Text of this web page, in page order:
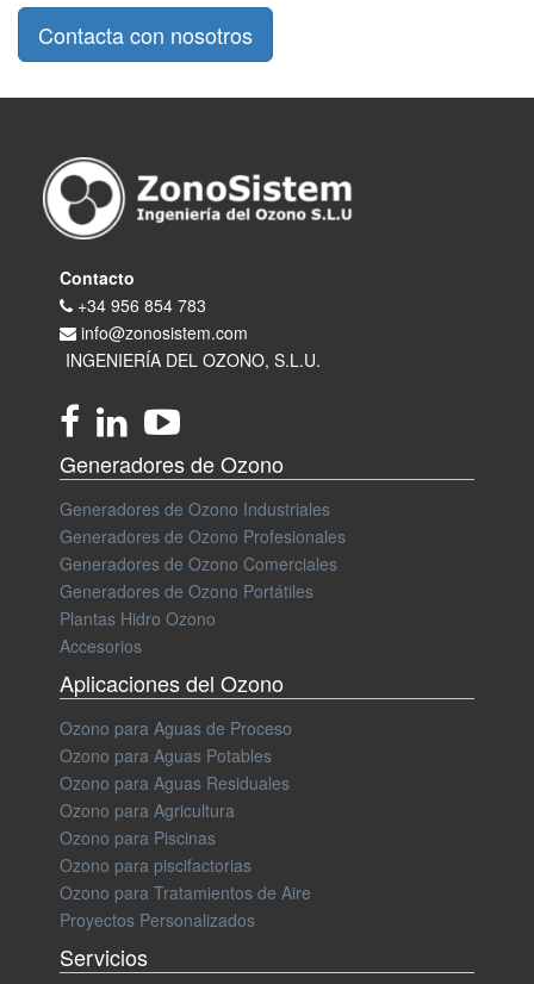
Contacta con nosotros
Contacto
+34 956 854 783
info@zonosistem.com
INGENIERÍA DEL OZONO, S.L.U.
Generadores de Ozono
Generadores de Ozono Industriales
Generadores de Ozono Profesionales
Generadores de Ozono Comerciales
Generadores de Ozono Portátiles
Plantas Hidro Ozono
Accesorios
Aplicaciones del Ozono
Ozono para Aguas de Proceso
Ozono para Aguas Potables
Ozono para Aguas Residuales
Ozono para Agricultura
Ozono para Piscinas
Ozono para piscifactorias
Ozono para Tratamientos de Aire
Proyectos Personalizados
Servicios